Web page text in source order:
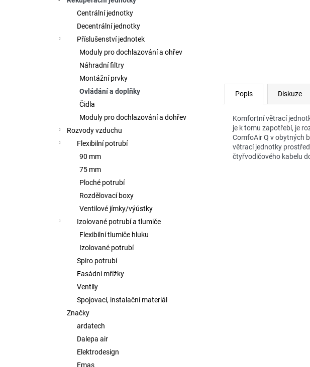
Centrální jednotky
Decentrální jednotky
Příslušenství jednotek
Moduly pro dochlazování a ohřev
Náhradní filtry
Montážní prvky
Ovládání a doplňky
Čidla
Moduly pro dochlazování a dohřev
Rozvody vzduchu
Flexibilní potrubí
90 mm
75 mm
Ploché potrubí
Rozdělovací boxy
Ventilové jímky/výústky
Izolované potrubí a tlumiče
Flexibilní tlumiče hluku
Izolované potrubí
Spiro potrubí
Fasádní mřížky
Ventily
Spojovací, instalační materiál
Značky
ardatech
Dalepa air
Elektrodesign
Emas
Popis Diskuze
Komfortní větrací
je k tomu zapotřebí, je
ComfoAir Q v obytných
větrací jednotky
čtyřvodičového kabelu